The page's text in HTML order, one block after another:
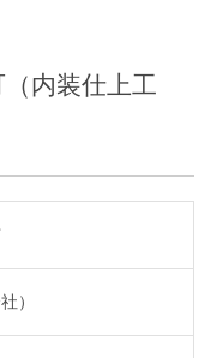
（内装仕上工
）